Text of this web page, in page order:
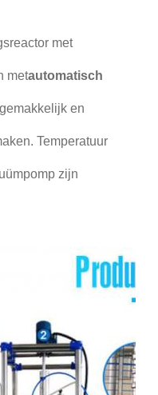
met
metautomatisch
en
Temperatuur
zijn